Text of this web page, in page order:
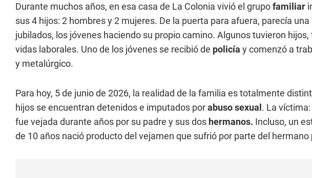
Durante muchos años, en esa casa de La Colonia vivió el grupofamiliar
sus 4 hijos: 2 hombres y 2 mujeres. De la puerta para afuera, parecía
jubilados, los jóvenes haciendo su propio camino. Algunos tuvieron
vidas laborales. Uno de los jóvenes se recibió de policía y comenzó a
y metalúrgico.
Para hoy, 5 de junio de 2026, la realidad de la familia es totalmente
hijos se encuentran detenidos e imputados porabuso sexual. La
fue vejada durante años por su padre y sus dos hermanos. Incluso, un
de 10 años nació producto del vejamen que sufrió por parte del hermano